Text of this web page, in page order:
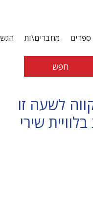
מחברים\ות
חפש
לשעה זו
שירי